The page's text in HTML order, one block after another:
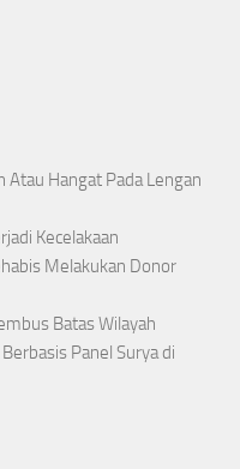
Atau Hangat Pada Lengan
Kecelakaan
Melakukan Donor
Batas Wilayah
Panel Surya di